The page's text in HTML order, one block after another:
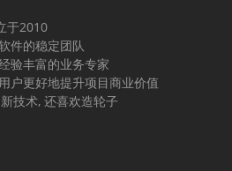
于2010
件的稳定团队
验丰富的业务专家
户更好地提升项目商业价值
技术, 还喜欢造轮子